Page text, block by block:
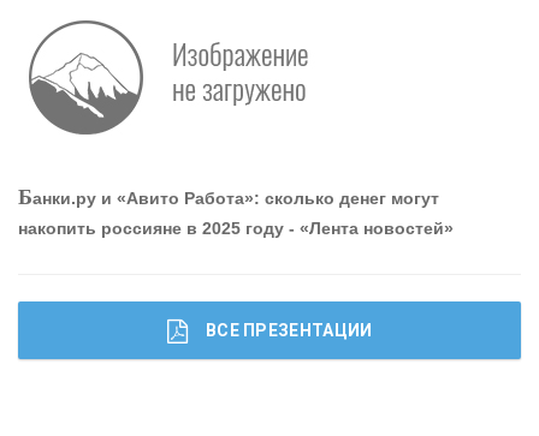
«ПРЕСС-СЛУЖБА ВТБ24»
«АВТОГРАДБАНК»
ОНАС
Банки.ру и «Авито Работа»: сколько денег могут
накопить россияне в 2025 году - «Лента новостей»
ВСЕ ПРЕЗЕНТАЦИИ